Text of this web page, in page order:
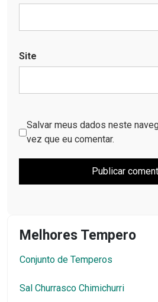
Site
Salvar meus dados neste
vez que eu comentar.
Melhores Tempero
Conjunto de Temperos
Sal Churrasco Chimichurri